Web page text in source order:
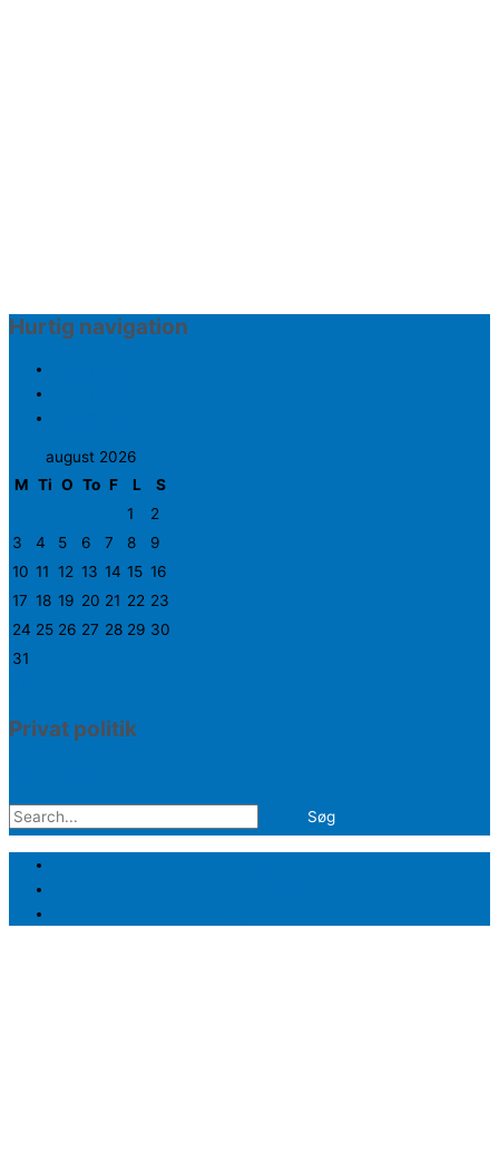
Hurtig navigation
august 2026
M Ti O To F L
S
1
2
3
4 5 6 7 8
9
10 11 12 13 14 15 16
17 18 19 20 21 22 23
24 25 26 27 28 29 30
31
Privat politik
Søg
efter: